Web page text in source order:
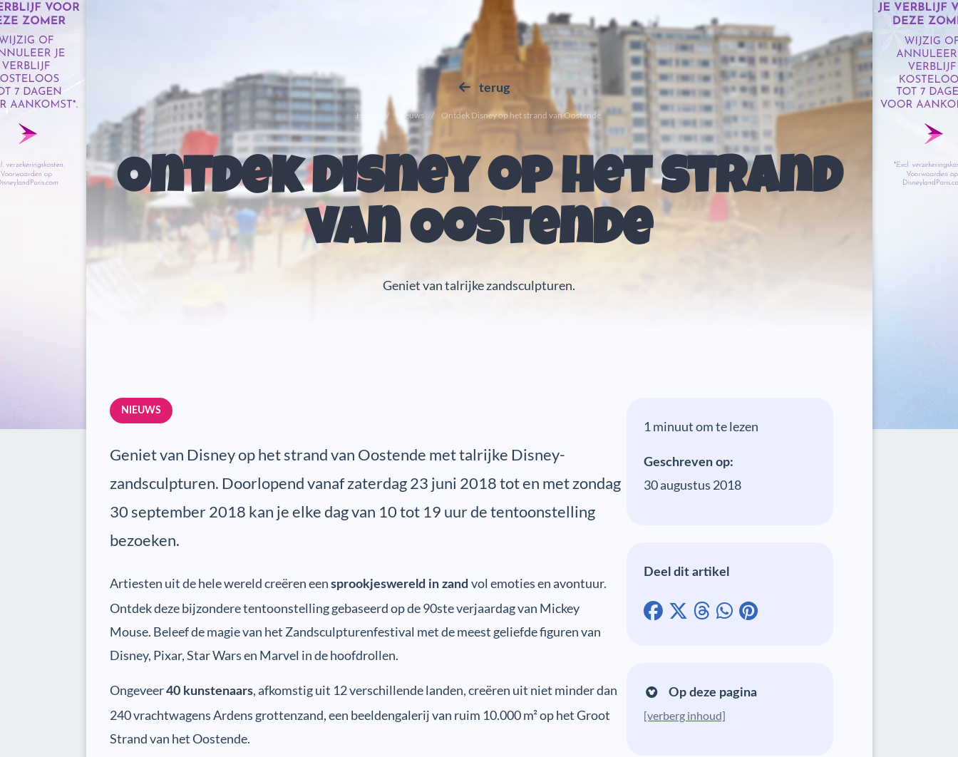
terug
Home Nieuws Ontdek Disney op het strand van Oostende
Ontdek Disney op het strand
van Oostende
Geniet van talrijke zandsculpturen.
1 minuut om te lezen
Geschreven op:
30 augustus 2018
Deel dit artikel
Op deze pagina
[verberg inhoud]
NIEUWS
Geniet van Disney op het strand van Oostende met talrijke Disney-
zandsculpturen. Doorlopend vanaf zaterdag 23 juni 2018 tot en met zondag
30 september 2018 kan je elke dag van 10 tot 19 uur de tentoonstelling
bezoeken.
Artiesten uit de hele wereld creëren een sprookjeswereld in zand vol emoties en avontuur.
Ontdek deze bijzondere tentoonstelling gebaseerd op de 90ste verjaardag van Mickey
Mouse. Beleef de magie van het Zandsculpturenfestival met de meest geliefde figuren van
Disney, Pixar, Star Wars en Marvel in de hoofdrollen.
Ongeveer40 kunstenaars, afkomstig uit 12 verschillende landen, creëren uit niet minder dan
240 vrachtwagens Ardens grottenzand, een beeldengalerij van ruim 10.000 m² op het Groot
Strand van het Oostende.